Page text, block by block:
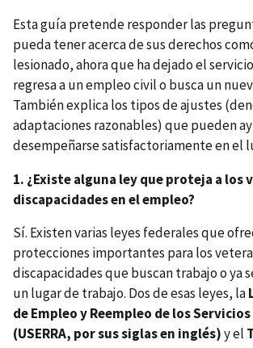
Esta guía pretende responder las
pueda tener acerca de sus derechos
lesionado, ahora que ha dejado el
regresa a un empleo civil o busca un
También explica los tipos de ajustes
adaptaciones razonables) que pueden
desempeñarse satisfactoriamente en el
1. ¿Existe alguna ley que proteja a los
discapacidades en el empleo?
Sí. Existen varias leyes federales que
protecciones importantes para los
discapacidades que buscan trabajo o ya
un lugar de trabajo. Dos de esas leyes, la
de Empleo y Reempleo de los
(USERRA, por sus siglas en inglés)y el